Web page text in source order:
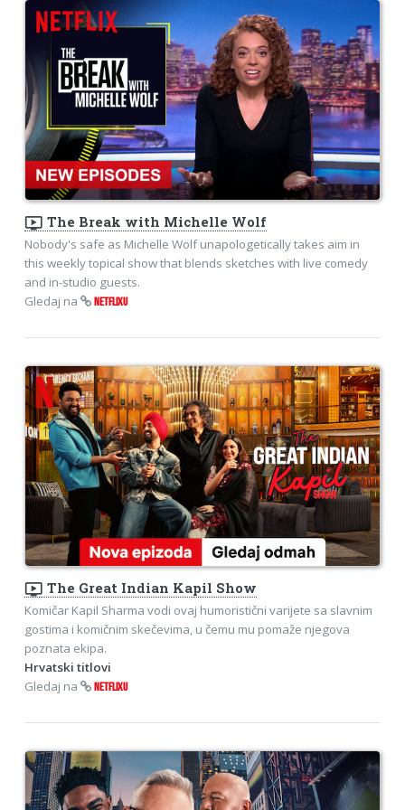
ondemand_video The Break with Michelle Wolf
Nobody's safe as Michelle Wolf unapologetically takes aim in
this weekly topical show that blends sketches with live comedy
and in-studio guests.
Gledaj na
NETFLIXU
ondemand_video The Great Indian Kapil Show
Komičar Kapil Sharma vodi ovaj humoristični varijete sa slavnim
gostima i komičnim skečevima, u čemu mu pomaže njegova
poznata ekipa.
Hrvatski titlovi
Gledaj na
NETFLIXU